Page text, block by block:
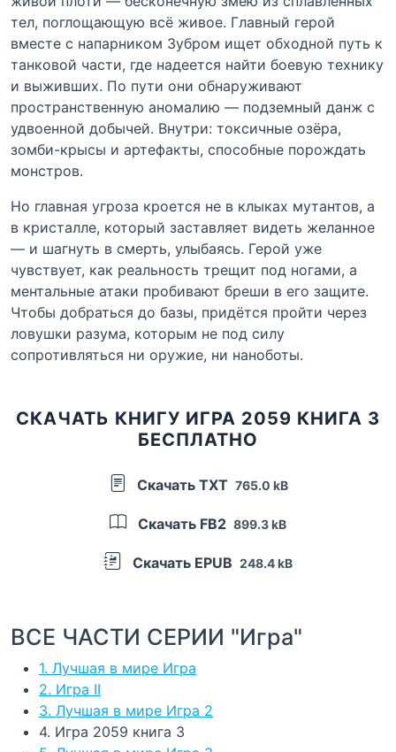
тел, поглощающую всё живое. Главный герой
вместе с напарником Зубром ищет обходной путь к
танковой части, где надеется найти боевую технику
и выживших. По пути они обнаруживают
пространственную аномалию — подземный данж с
удвоенной добычей. Внутри: токсичные озёра,
зомби-крысы и артефакты, способные порождать
монстров.
Но главная угроза кроется не в клыках мутантов, а
в кристалле, который заставляет видеть желанное
— и шагнуть в смерть, улыбаясь. Герой уже
чувствует, как реальность трещит под ногами, а
ментальные атаки пробивают бреши в его защите.
Чтобы добраться до базы, придётся пройти через
ловушки разума, которым не под силу
сопротивляться ни оружие, ни наноботы.
СКАЧАТЬ КНИГУ ИГРА 2059 КНИГА 3
БЕСПЛАТНО
Скачать TXT 765.0 kB
Скачать FB2 899.3 kB
Скачать EPUB 248.4 kB
ВСЕ ЧАСТИ СЕРИИ "Игра"
1. Лучшая в мире Игра
2. Игра II
3. Лучшая в мире Игра 2
4. Игра 2059 книга 3